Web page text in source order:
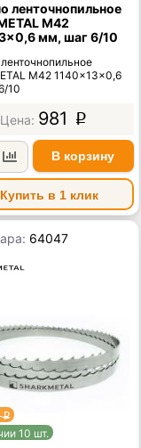
ленточнопильное
M42
мм, шаг 6/10
M42 1140×13×0,6
10
981 p
В корзину
Купить в 1 клик
64047
p
10 шт.